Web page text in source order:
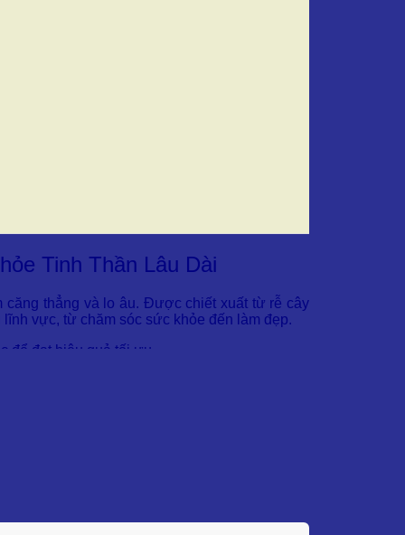
Tinh Thần Lâu Dài
thẳng và lo âu. Được chiết xuất từ rễ cây
vực, từ chăm sóc sức khỏe đến làm đẹp.
để đạt hiệu quả tối ưu.